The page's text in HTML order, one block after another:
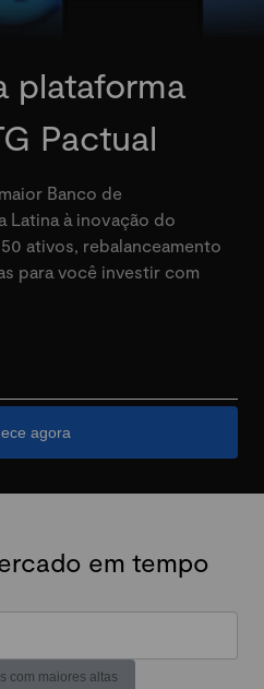
plataforma
Pactual
Banco de
Latina à inovação do
ativos, rebalanceamento
para você investir com
agora
em tempo
com maiores altas